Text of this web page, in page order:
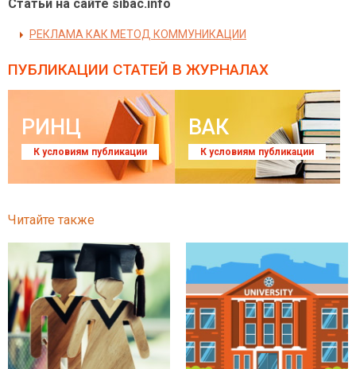
Статьи на сайте sibac.info
РЕКЛАМА КАК МЕТОД КОММУНИКАЦИИ
ПУБЛИКАЦИИ СТАТЕЙ В ЖУРНАЛАХ
РИНЦ
К условиям публикации
ВАК
К условиям публикации
Читайте также